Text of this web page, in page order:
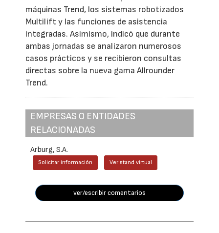
máquinas Trend, los sistemas robotizados
Multilift y las funciones de asistencia
integradas. Asimismo, indicó que durante
ambas jornadas se analizaron numerosos
casos prácticos y se recibieron consultas
directas sobre la nueva gama Allrounder
Trend.
EMPRESAS O ENTIDADES
RELACIONADAS
Arburg, S.A.
Solicitar información Ver stand virtual
ver/escribir comentarios